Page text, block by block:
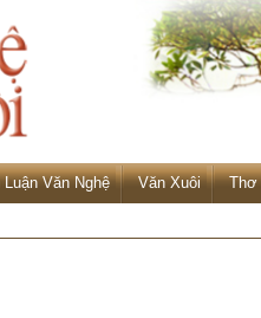
Văn Nghệ Văn Xuôi Thơ